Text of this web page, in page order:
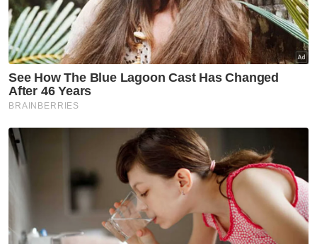
bantuan
Nasihat Liu Ying buat Zii Jia
Zii Jia kembali dengan hantaran penuh tanda tanya
Muat turun aplikasi Sinar Harian.Klik di sini!
KBS
Kesihatan Mental